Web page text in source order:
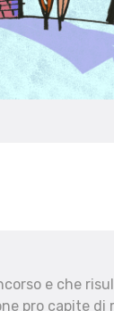
e che
pro capite